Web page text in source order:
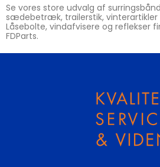
Se vores store udvalg af
sædebetræk, trailerstik,
Låsebolte, vindafvisere og reflekser
FDParts.